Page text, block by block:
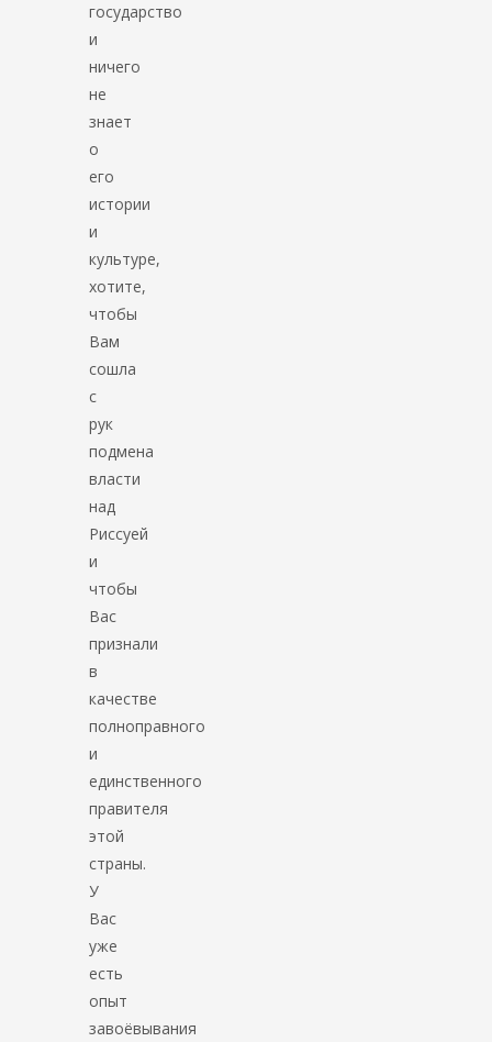
государство
и
ничего
не
знает
о
его
истории
и
культуре,
хотите,
чтобы
Вам
сошла
с
рук
подмена
власти
над
Риссуей
и
чтобы
Вас
признали
в
качестве
полноправного
и
единственного
правителя
этой
страны.
У
Вас
уже
есть
опыт
завоёвывания